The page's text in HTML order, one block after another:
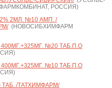
РОССИЯ)
2МЛ. №10 АМП. /
(НОВОСИБХИМФАРМ
№20 ТАБ.П.О
№10 ТАБ.П.О
/ТАТХИМФАРМ/